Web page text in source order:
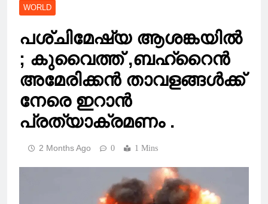
WORLD
പശ്‌ചിമേഷ്യ ആശങ്കയിൽ
; കുവൈത്ത് ,ബഹ്റൈൻ
അമേരിക്കൻ താവളങ്ങൾക്ക്
നേരെ ഇറാൻ
പ്രത്യാക്രമണം .
2 Months Ago 0 1 Mins